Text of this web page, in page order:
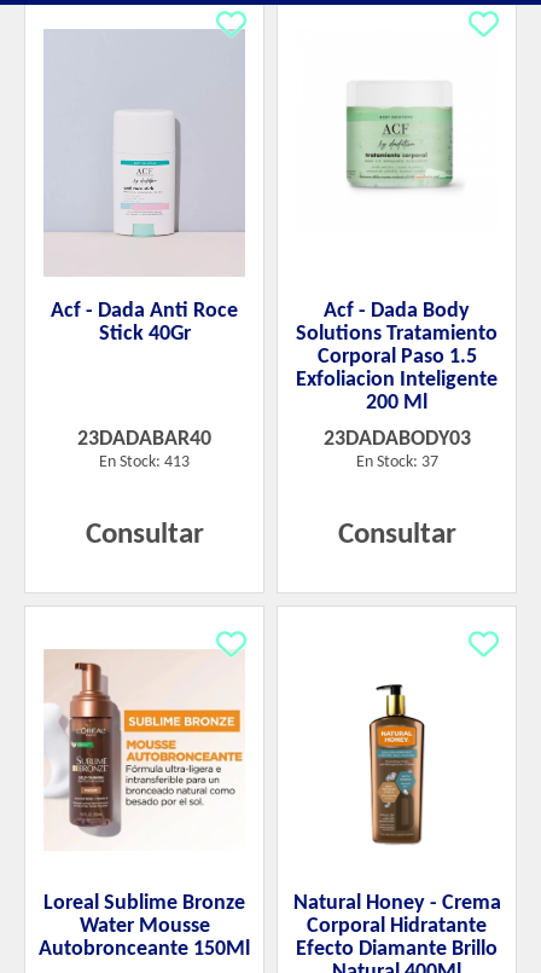
Acf - Dada Anti Roce
Stick 40Gr
23DADABAR40
En Stock: 413
Consultar
Acf - Dada Body
Solutions Tratamiento
Corporal Paso 1.5
Exfoliacion Inteligente
200 Ml
23DADABODY03
En Stock: 37
Consultar
Loreal Sublime Bronze
Water Mousse
Autobronceante 150Ml
Natural Honey - Crema
Corporal Hidratante
Efecto Diamante Brillo